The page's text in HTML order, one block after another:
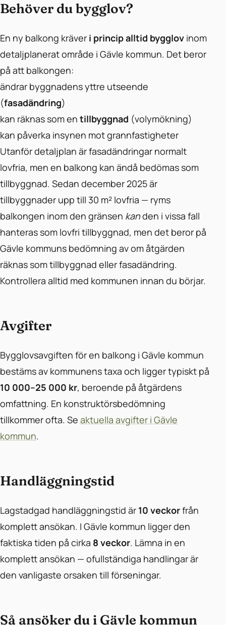
Behöver du bygglov?
En ny balkong kräver i princip alltid bygglov inom
detaljplanerat område i Gävle kommun. Det beror
på att balkongen:
ändrar byggnadens yttre utseende
(fasadändring)
kan räknas som en tillbyggnad (volymökning)
kan påverka insynen mot grannfastigheter
Utanför detaljplan är fasadändringar normalt
lovfria, men en balkong kan ändå bedömas som
tillbyggnad. Sedan december 2025 är
tillbyggnader upp till 30 m² lovfria — ryms
balkongen inom den gränsen kanden i vissa fall
hanteras som lovfri tillbyggnad, men det beror på
Gävle kommuns bedömning av om åtgärden
räknas som tillbyggnad eller fasadändring.
Kontrollera alltid med kommunen innan du börjar.
Avgifter
Bygglovsavgiften för en balkong i Gävle kommun
bestäms av kommunens taxa och ligger typiskt på
10 000–25 000 kr, beroende på åtgärdens
omfattning. En konstruktörsbedömning
tillkommer ofta. Se aktuella avgifter i Gävle
kommun.
Handläggningstid
Lagstadgad handläggningstid är 10 veckorfrån
komplett ansökan. I Gävle kommun ligger den
faktiska tiden på cirka 8 veckor. Lämna in en
komplett ansökan — ofullständiga handlingar är
den vanligaste orsaken till förseningar.
Så ansöker du i Gävle kommun